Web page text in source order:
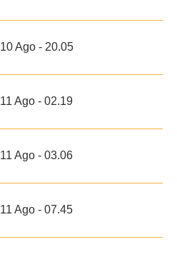
10 Ago - 20.05
11 Ago - 02.19
11 Ago - 03.06
11 Ago - 07.45